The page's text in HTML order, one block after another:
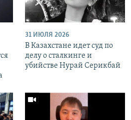
31 ИЮЛЯ 2026
В Казахстане идет суд по
делу о сталкинге и
убийстве Нурай Серикбай